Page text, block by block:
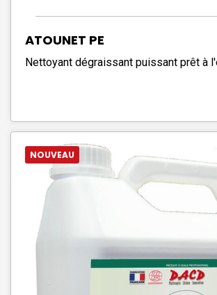
ATOUNET PE
Nettoyant dégraissant puissant prêt à
NOUVEAU